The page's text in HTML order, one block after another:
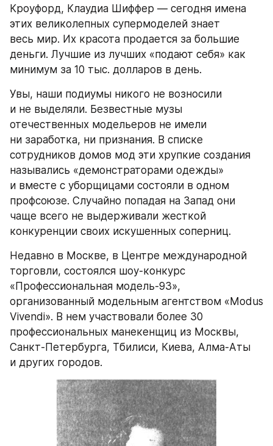
Кроуфорд, Клаудиа Шиффер — сегодня имена
этих великолепных супермоделей знает
весь мир. Их красота продается за большие
деньги. Лучшие из лучших «подают себя» как
минимум за 10 тыс. долларов в день.
Увы, наши подиумы никого не возносили
и не выделяли. Безвестные музы
отечественных модельеров не имели
ни заработка, ни признания. В списке
сотрудников домов мод эти хрупкие создания
назывались «демонстраторами одежды»
и вместе с уборщицами состояли в одном
профсоюзе. Случайно попадая на Запад они
чаще всего не выдерживали жесткой
конкуренции своих искушенных соперниц.
Недавно в Москве, в Центре международной
торговли, состоялся шоу-конкурс
«Профессиональная модель-93»,
организованный модельным агентством «Modus
Vivendi». В нем участвовали более 30
профессиональных манекенщиц из Москвы,
Санкт-Петербурга, Тбилиси, Киева, Алма-Аты
и других городов.